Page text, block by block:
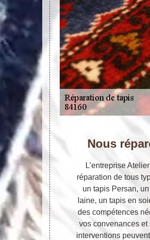
Nous
L’entreprise
réparation de tous
un tapis Persan,
laine, un tapis en
des compétences
vos convenances
interventions